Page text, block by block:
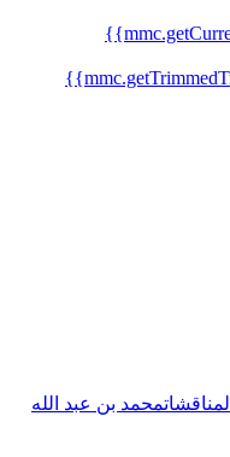
المناقشاتمحمد بن عبد الله